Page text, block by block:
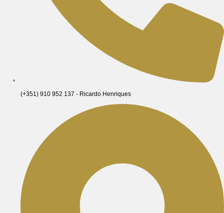
(+351) 910 952 137 - Ricardo Henriques